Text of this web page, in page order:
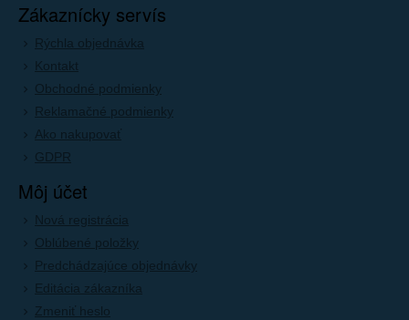
Zákaznícky servís
Rýchla objednávka
Kontakt
Obchodné podmienky
Reklamačné podmienky
Ako nakupovať
GDPR
Môj účet
Nová registrácia
Oblúbené položky
Predchádzajúce objednávky
Editácia zákazníka
Zmeniť heslo